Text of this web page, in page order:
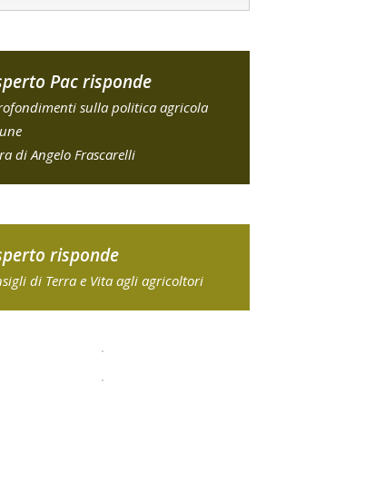
Pac risponde
sulla politica agricola
di Angelo Frascarelli
risponde
di Terra e Vita agli agricoltori